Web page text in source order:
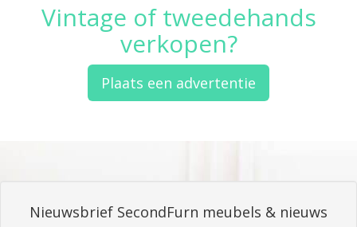
Vintage of tweedehands
verkopen?
Plaats een advertentie
Nieuwsbrief SecondFurn meubels & nieuws